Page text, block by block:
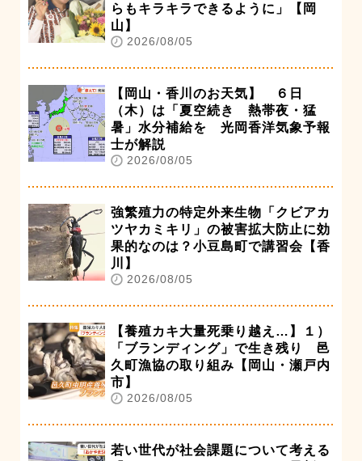
らもキラキラできるように」【岡
山】
2026/08/05
【岡山・香川のお天気】 ６日
（木）は「夏空続き 熱帯夜・猛
暑」水分補給を 光岡香洋気象予報
士が解説
2026/08/05
強繁殖力の特定外来生物「クビアカ
ツヤカミキリ」の被害拡大防止に効
果的なのは？小豆島町で講習会【香
川】
2026/08/05
【養殖カキ大量死乗り越え…】１）
「ブランディング」で生き残り 邑
久町漁協の取り組み【岡山・瀬戸内
市】
2026/08/05
若い世代が社会課題について考える